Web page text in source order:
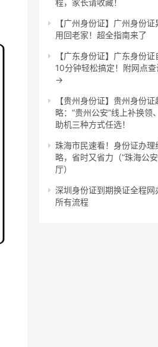
程，家长请收藏！
【广州身份证】广州身份
用回老家！超全指南来了
【广东身份证】广东身份证
10分钟轻松搞定！附网点
→
【贵州身份证】贵州身份
略：“贵州公安”线上补换领
助机三种方式任选！
珠海市民速看！身份证办理
略，省时又省力（“珠海公
厅）
深圳身份证到期换证全程网
所有流程